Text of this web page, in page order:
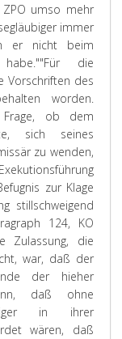
umso mehr
immer
er nicht beim
"Für die
Vorschriften des
worden.
Frage, ob dem
sich seines
zu wenden,
zur Klage
stillschweigend
124, KO
Zulassung, die
war, daß der
der hieher
daß ohne
in ihrer
wären, daß